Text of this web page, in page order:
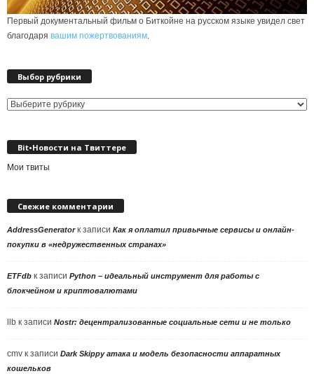
Первый документальный фильм о Биткойне на русском языке увидел свет
благодаря вашим пожертвованиям
Выбор рубрики
Выбор
Bit•Новости на Твиттере
Мои твиты
Свежие комментарии
AddressGeneratorк записи Как я оплатил привычные сервисы и онлайн-
покупки в «недружественных странах»
ETFdb к записи Python – идеальный инструмент для работы с
блокчейном и криптовалютами
llb к записи Nostr: децентрализованные социальные сети и не только
cmv к записи Dark Skippy атака и модель безопасности аппаратных
кошельков